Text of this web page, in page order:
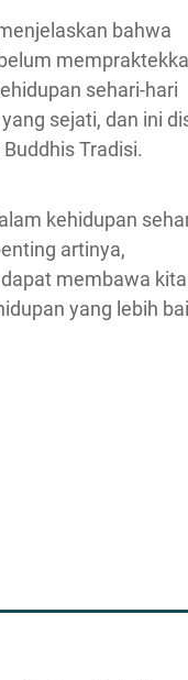
bahwa
sehari-hari
sejati, dan ini
Tradisi.
kehidupan
artinya,
membawa kita
yang lebih